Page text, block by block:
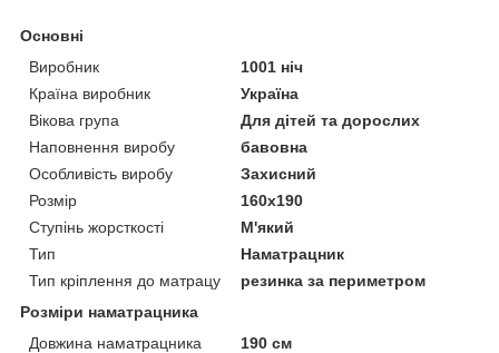
Основні
Виробник
1001 ніч
Країна виробник
Україна
Вікова група
Для дітей та дорослих
Наповнення виробу
бавовна
Особливість виробу
Захисний
Розмір
160x190
Ступінь жорсткості
М'який
Тип
Наматрацник
Тип кріплення до матрацу
резинка за периметром
Розміри наматрацника
Довжина наматрацника
190 см